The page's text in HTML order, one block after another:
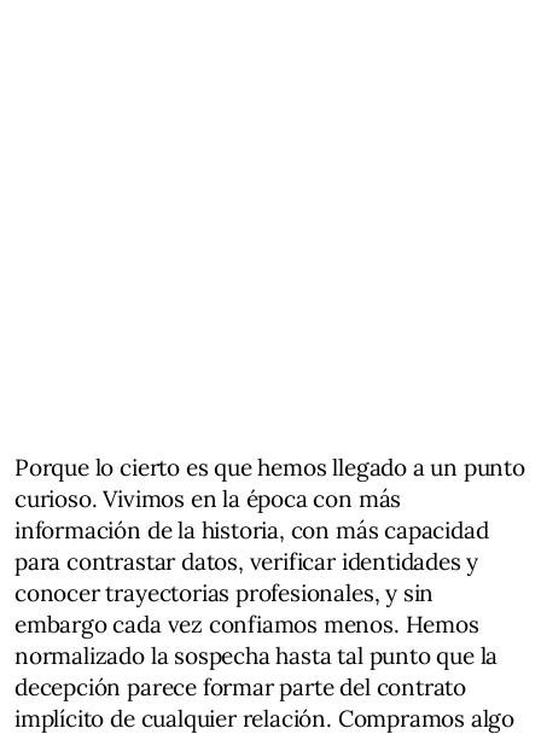
Porque lo cierto es que hemos llegado a un punto
curioso. Vivimos en la época con más
información de la historia, con más capacidad
para contrastar datos, verificar identidades y
conocer trayectorias profesionales, y sin
embargo cada vez confiamos menos. Hemos
normalizado la sospecha hasta tal punto que la
decepción parece formar parte del contrato
implícito de cualquier relación. Compramos algo